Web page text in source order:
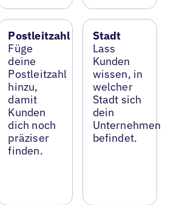
Postleitzahl
Füge
deine
Postleitzahl
hinzu,
damit
Kunden
dich noch
präziser
finden.
Stadt
Lass
Kunden
wissen, in
welcher
Stadt sich
dein
Unternehmen
befindet.